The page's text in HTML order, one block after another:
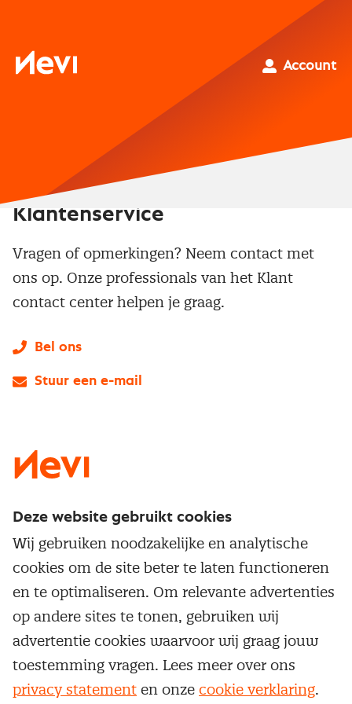
Nevi
Account
Service & contact
Over inkoop
Netwerk en communities
Aanmelden nieuwsbrief
Word lid van Nevi
Populaire thema's
Aanbesteden
Contractmanagement
Kostenmanagement
Onderhandelen
Opleidingen en trainingen
Trainingen
Opleidingen
Klantenservice
Vragen of opmerkingen? Neem contact met
ons op. Onze professionals van het Klant
contact center helpen je graag.
Bel ons
Stuur een e-mail
Cookievoorkeuren beherenOnzealgemene
Deze website gebruikt cookies
Wij gebruiken noodzakelijke en analytische
cookies om de site beter te laten functioneren
en te optimaliseren. Om relevante advertenties
op andere sites te tonen, gebruiken wij
advertentie cookies waarvoor wij graag jouw
toestemming vragen. Lees meer over ons
privacy statement en onze cookie verklaring.